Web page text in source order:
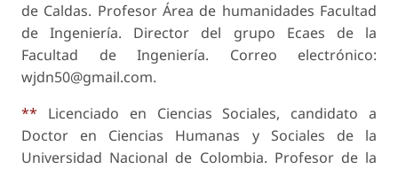
de Caldas. Profesor Área de humanidades Facultad
de Ingeniería. Director del grupo Ecaes de la
Facultad de Ingeniería. Correo electrónico:
wjdn50@gmail.com.
** Licenciado en Ciencias Sociales, candidato a
Doctor en Ciencias Humanas y Sociales de la
Universidad Nacional de Colombia. Profesor de la